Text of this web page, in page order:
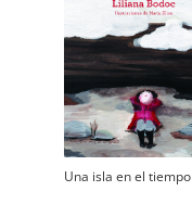
Una isla en el tiempo